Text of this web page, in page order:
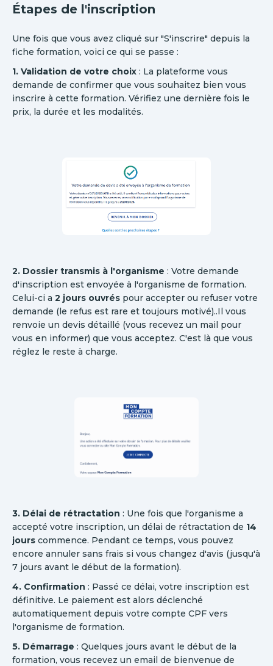
Étapes de l'inscription
Une fois que vous avez cliqué sur "S'inscrire" depuis la
fiche formation, voici ce qui se passe :
1. Validation de votre choix : La plateforme vous
demande de confirmer que vous souhaitez bien vous
inscrire à cette formation. Vérifiez une dernière fois le
prix, la durée et les modalités.
2. Dossier transmis à l'organisme : Votre demande
d'inscription est envoyée à l'organisme de formation.
Celui-ci a 2 jours ouvrés pour accepter ou refuser votre
demande (le refus est rare et toujours motivé)..Il vous
renvoie un devis détaillé (vous recevez un mail pour
vous en informer) que vous acceptez. C'est là que vous
réglez le reste à charge.
3. Délai de rétractation : Une fois que l'organisme a
accepté votre inscription, un délai de rétractation de 14
jours commence. Pendant ce temps, vous pouvez
encore annuler sans frais si vous changez d'avis (jusqu'à
7 jours avant le début de la formation).
4. Confirmation : Passé ce délai, votre inscription est
définitive. Le paiement est alors déclenché
automatiquement depuis votre compte CPF vers
l'organisme de formation.
5. Démarrage : Quelques jours avant le début de la
formation, vous recevez un email de bienvenue de